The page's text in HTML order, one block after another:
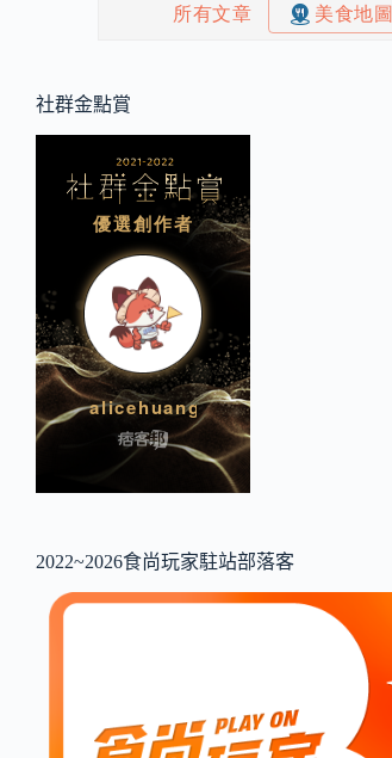
社群金點賞
2022~2026食尚玩家駐站部落客